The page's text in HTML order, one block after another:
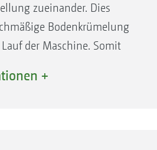
– kann wahlweise
oder mit Zinken auf
Wannenprofil,
zueinander. Dies
Bodenkrümelung
der Maschine. Somit
Die
+